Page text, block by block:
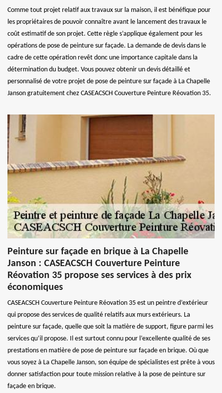
Comme tout projet relatif aux travaux sur la maison, il est bénéfique pour
les propriétaires de pouvoir connaître avant le lancement des travaux le
coût estimatif de son projet. Cette règle s’applique également pour les
opérations de pose de peinture sur façade. La demande de devis dans le
cadre de cette opération revêt donc une importance capitale dans la
détermination du budget. Vous pouvez obtenir un devis détaillé et
personnalisé de votre projet de pose de peinture sur façade à La Chapelle
Janson gratuitement chez CASEACSCH Couverture Peinture Réovation 35.
Peinture sur façade en brique à La Chapelle
Janson : CASEACSCH Couverture Peinture
Réovation 35 propose ses services à des prix
économiques
CASEACSCH Couverture Peinture Réovation 35 est un peintre d’extérieur
qui propose des services de qualité relatifs aux murs extérieurs. La
peinture sur façade, quelle que soit la matière de support, figure parmi les
services qu’il propose. Il est surtout connu pour l’excellente qualité de ses
prestations en matière de pose de peinture sur façade en brique. Où que
vous soyez à La Chapelle Janson, son équipe de spécialistes est prête à vous
donner satisfaction pour toute mission relative à la pose de peinture sur
façade en brique.